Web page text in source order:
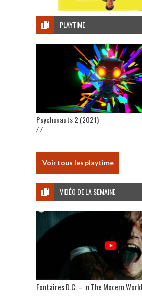
PLAYTIME
Psychonauts 2 (2021)
/ /
Voir tous les playtime
VIDÉO DE LA SEMAINE
Fontaines D.C. – In The Modern World